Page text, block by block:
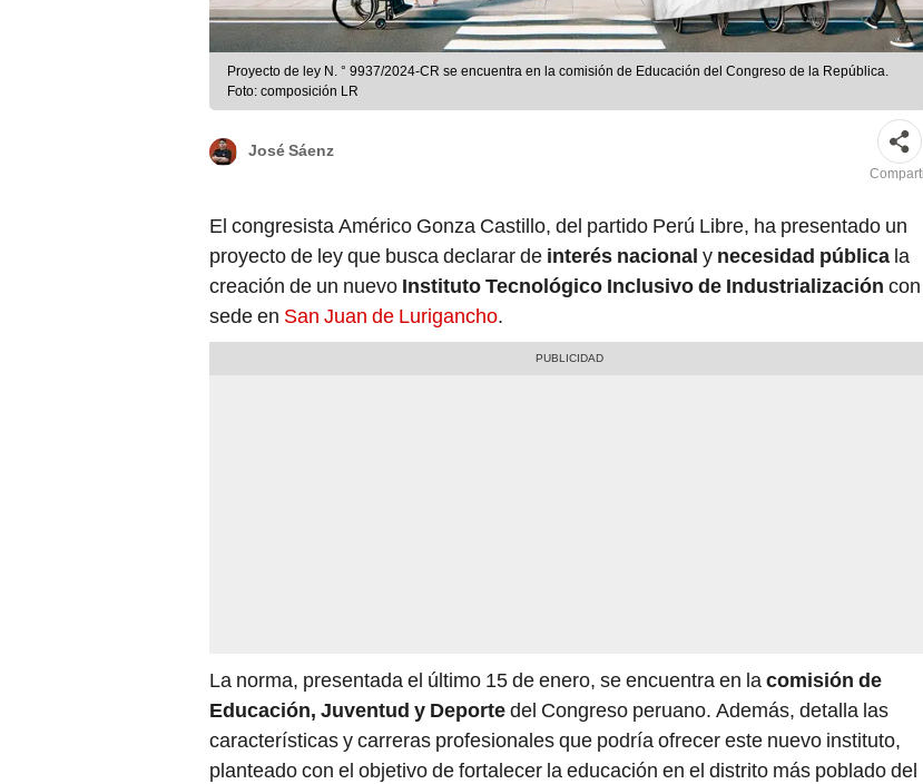
Proyecto de ley N. ° 9937/2024-CR se encuentra en la comisión de Educación del Congreso de la República.
Compartir
proyecto de ley que busca declarar deinterés nacionalynecesidad públicala
creación de un nuevoInstituto Tecnológico Inclusivo de Industrializacióncon
sede en San Juan de Lurigancho.
Educación, Juventud y Deportedel Congreso peruano. Además, detalla las
características y carreras profesionales que podría ofrecer este nuevo instituto,
planteado con el objetivo de fortalecer la educación en el distrito más poblado del
país.